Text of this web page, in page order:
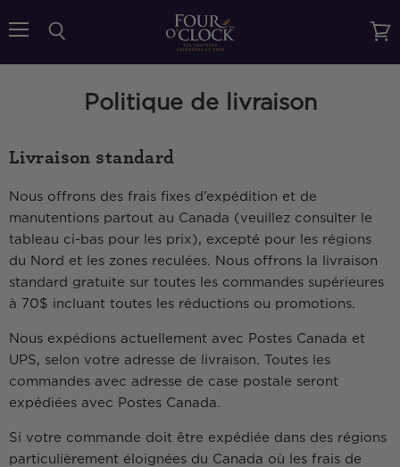
le
Politique de livraison
Livraison standard
Nous offrons des frais fixes d’expédition et de
manutentions partout au Canada (veuillez consulter le
tableau ci-bas pour les prix), excepté pour les régions
du Nord et les zones reculées. Nous offrons la livraison
standard gratuite sur toutes les commandes supérieures
à 70$ incluant toutes les réductions ou promotions.
Nous expédions actuellement avec Postes Canada et
UPS, selon votre adresse de livraison. Toutes les
commandes avec adresse de case postale seront
expédiées avec Postes Canada.
Si votre commande doit être expédiée dans des régions
particulièrement éloignées du Canada où les frais de
{{currency}}{{discount}} undefined
View Cart